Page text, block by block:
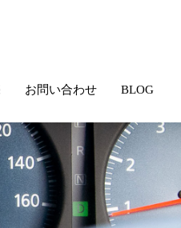
お問い合わせ BLOG